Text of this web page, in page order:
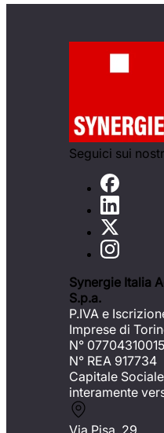
Seguici sui
Synergie Italia
S.p.a.
P.IVA e
Imprese di
N°
N° REA 917734
Capitale
interamente
Via Pisa, 29